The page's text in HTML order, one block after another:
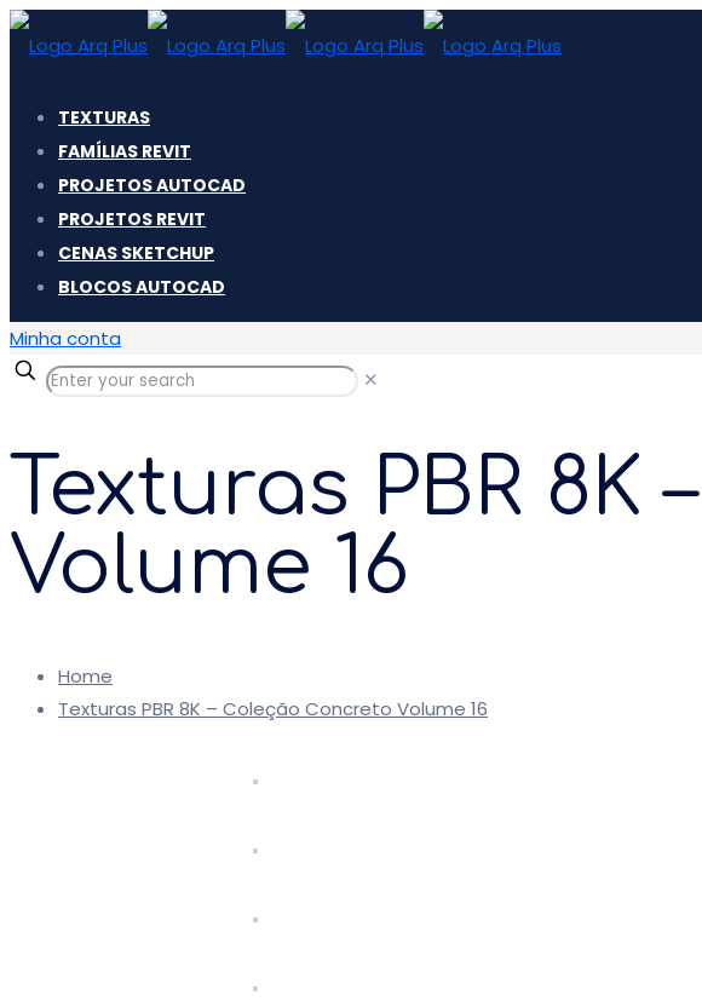
TEXTURAS
FAMÍLIAS REVIT
PROJETOS AUTOCAD
PROJETOS REVIT
CENAS SKETCHUP
BLOCOS AUTOCAD
Minha conta
✕
Texturas PBR 8K
Volume 16
Home
Texturas PBR 8K – Coleção Concreto Volume 16